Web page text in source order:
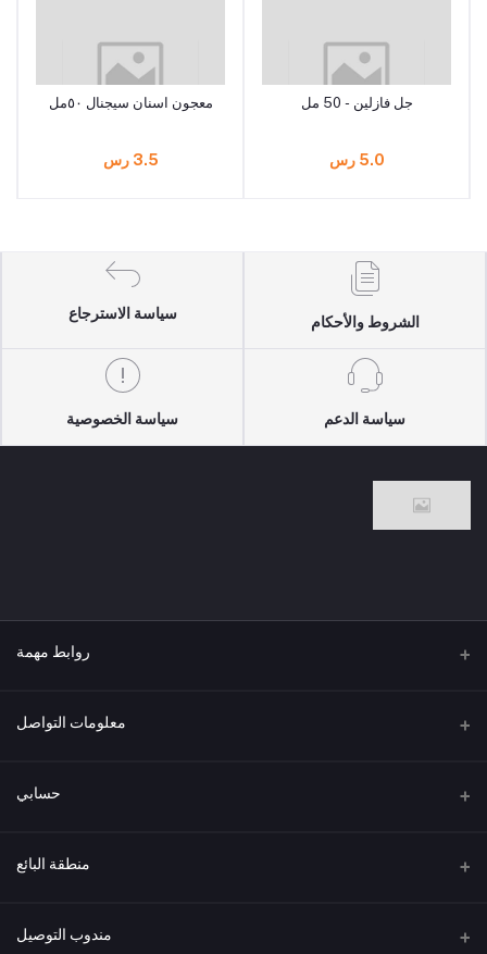
جل فازلين - 50 مل‎
5.0 رس
معجون اسنان سيجنال ٥٠مل
3.5 رس
الشروط والأحكام
سياسة الاسترجاع
سياسة الدعم سياسة الخصوصية
روابط مهمة
من نحن معلومات التواصل
العنوان حسابي
تسجيل الدخول
قائمة الرغبات
منطقة البائع
كن بائعًا مندوب التوصيل